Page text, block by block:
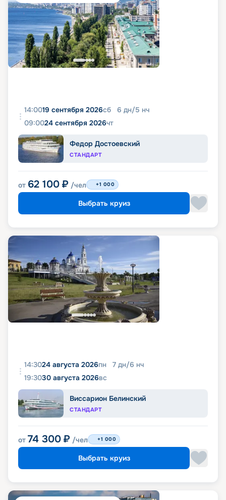
14:0019 сентября 2026сб 6 дн/5 нч
09:0024 сентября 2026чт
Федор Достоевский
СТАНДАРТ
от 62 100 ₽ /чел +1 000
Выбрать круиз
14:3024 августа 2026пн 7 дн/6 нч
19:3030 августа 2026вс
Виссарион Белинский
СТАНДАРТ
от 74 300 ₽ /чел +1 000
Выбрать круиз